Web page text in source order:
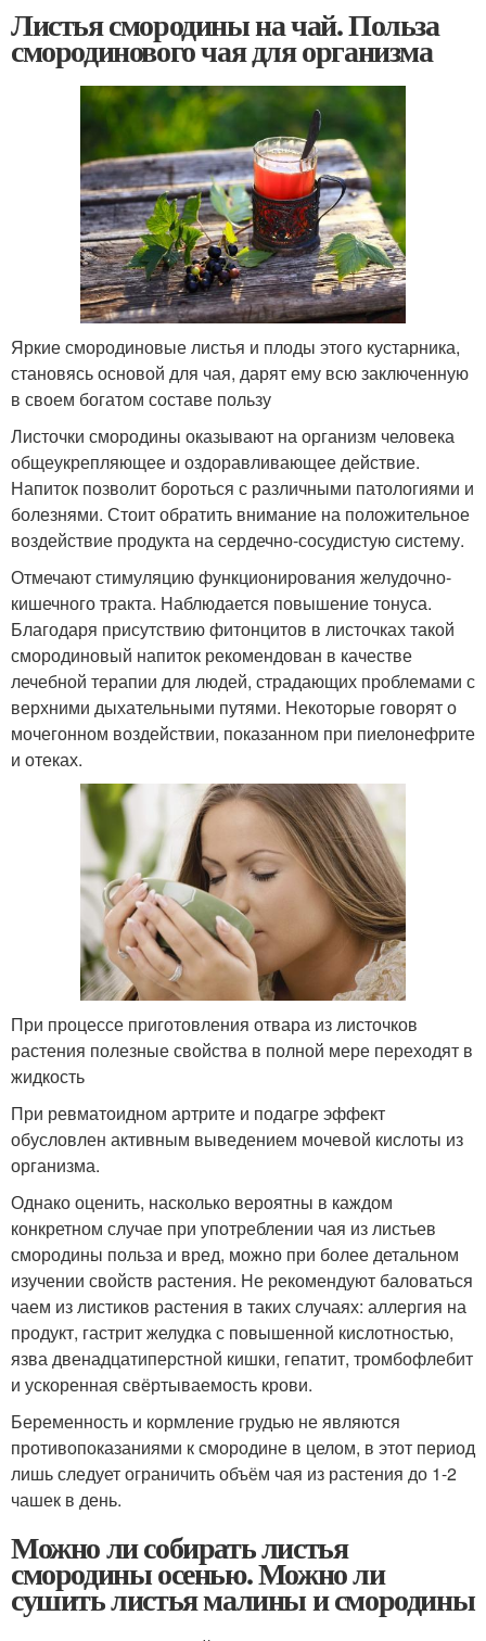
Листья смородины на чай. Польза
смородинового чая для организма
Яркие смородиновые листья и плоды этого кустарника,
становясь основой для чая, дарят ему всю заключенную
в своем богатом составе пользу
Листочки смородины оказывают на организм человека
общеукрепляющее и оздоравливающее действие.
Напиток позволит бороться с различными патологиями и
болезнями. Стоит обратить внимание на положительное
воздействие продукта на сердечно-сосудистую систему.
Отмечают стимуляцию функционирования желудочно-
кишечного тракта. Наблюдается повышение тонуса.
Благодаря присутствию фитонцитов в листочках такой
смородиновый напиток рекомендован в качестве
лечебной терапии для людей, страдающих проблемами с
верхними дыхательными путями. Некоторые говорят о
мочегонном воздействии, показанном при пиелонефрите
и отеках.
При процессе приготовления отвара из листочков
растения полезные свойства в полной мере переходят в
жидкость
При ревматоидном артрите и подагре эффект
обусловлен активным выведением мочевой кислоты из
организма.
Однако оценить, насколько вероятны в каждом
конкретном случае при употреблении чая из листьев
смородины польза и вред, можно при более детальном
изучении свойств растения. Не рекомендуют баловаться
чаем из листиков растения в таких случаях: аллергия на
продукт, гастрит желудка с повышенной кислотностью,
язва двенадцатиперстной кишки, гепатит, тромбофлебит
и ускоренная свёртываемость крови.
Беременность и кормление грудью не являются
противопоказаниями к смородине в целом, в этот период
лишь следует ограничить объём чая из растения до 1-2
чашек в день.
Можно ли собирать листья
смородины осенью. Можно ли
сушить листья малины и смородины